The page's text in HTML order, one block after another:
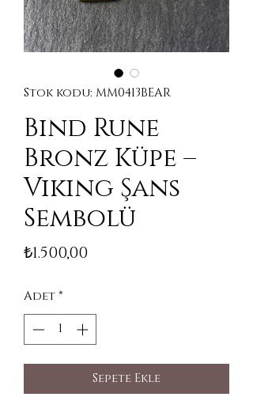
Stok kodu: MM0413BEAR
Bind Rune
Bronz Küpe –
Viking Şans
Sembolü
₺1.500,00Fiyat
Adet*
Sepete Ekle